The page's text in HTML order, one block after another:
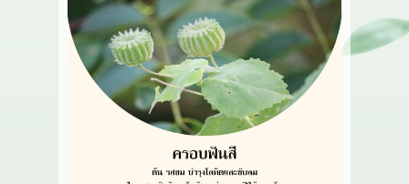
OEM HUB
HERBBRIGHT WELLNESS
GREEN HOUSE